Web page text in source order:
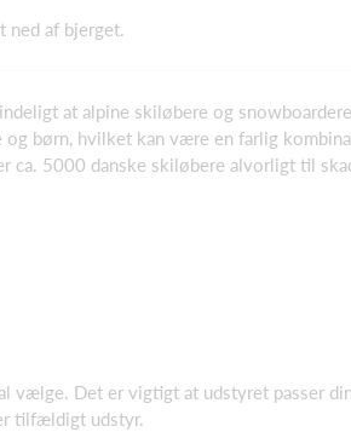
ned af bjerget.
at alpine skiløbere og
børn, hvilket kan være en farlig
5000 danske skiløbere alvorligt til
Det er vigtigt at udstyret passer
tilfældigt udstyr.